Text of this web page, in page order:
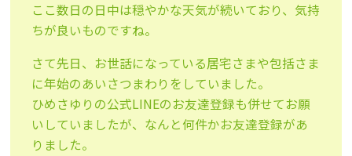
ここ数日の日中は穏やかな天気が続いており、気持
ちが良いものですね。
さて先日、お世話になっている居宅さまや包括さま
に年始のあいさつまわりをしていました。
ひめさゆりの公式LINEのお友達登録も併せてお願
いしていましたが、なんと何件かお友達登録があ
りました。